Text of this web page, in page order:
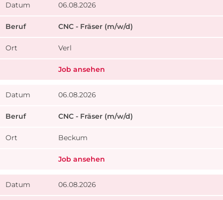
06.08.2026
CNC - Fräser (m/w/d)
Verl
Job ansehen
06.08.2026
CNC - Fräser (m/w/d)
Beckum
Job ansehen
06.08.2026